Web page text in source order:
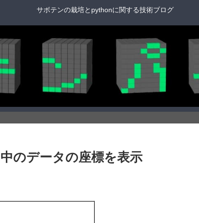
サボテンの栽培とpythonに関する技術ブログ
のデータの座標を表示